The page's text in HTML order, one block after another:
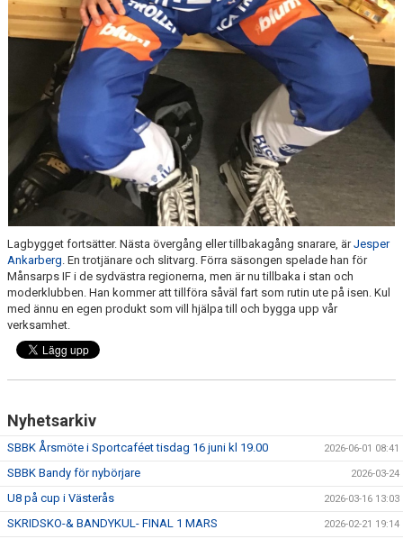
Lagbygget fortsätter. Nästa övergång eller tillbakagång snarare, ärJesper
Ankarberg . En trotjänare och slitvarg. Förra säsongen spelade han för
Månsarps IF i de sydvästra regionerna, men är nu tillbaka i stan och
moderklubben. Han kommer att tillföra såväl fart som rutin ute på isen. Kul
med ännu en egen produkt som vill hjälpa till och bygga upp vår
verksamhet.
Nyhetsarkiv
SBBK Årsmöte i Sportcaféet tisdag 16 juni kl 19.00 2026-06-01 08:41
SBBK Bandy för nybörjare 2026-03-24
U8 på cup i Västerås 2026-03-16 13:03
SKRIDSKO-& BANDYKUL- FINAL 1 MARS 2026-02-21 19:14